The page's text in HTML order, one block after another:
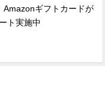
Amazonギフトカードが
ト実施中